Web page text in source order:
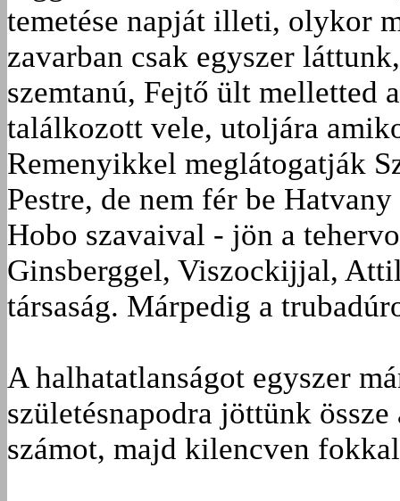
temetése napját illeti, olykor
zavarban csak egyszer
szemtanú, Fejtő ült melletted
találkozott vele, utoljára
Remenyikkel meglátogatják
Pestre, de nem fér be
Hobo szavaival - jön a
Ginsberggel, Viszockijjal,
társaság. Márpedig a
A halhatatlanságot egyszer
születésnapodra jöttünk
számot, majd kilencven